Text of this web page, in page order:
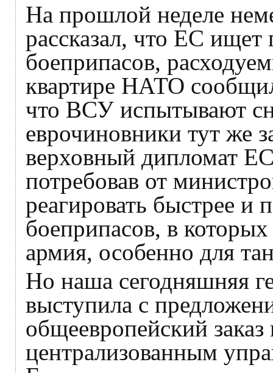
На прошлой неделе
рассказал, что ЕС
боеприпасов,
квартире НАТО
что ВСУ испытывают
еврочиновники тут же
верховный дипломат
потребовав от
реагировать быстрее и
боеприпасов, в
армия, особенно для
Но наша сегодняшняя
выступила с
общеевропейский
централизованным